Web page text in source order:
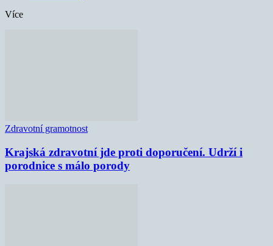
Více
Zdravotní gramotnost
Krajská zdravotní jde proti doporučení. Udrží i
porodnice s málo porody